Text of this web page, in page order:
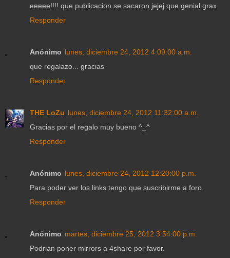
eeeee!!!! que publicacion se sacaron jejej que genial grax
Responder
Anónimo lunes, diciembre 24, 2012 4:09:00 a.m.
que regalazo... gracias
Responder
THE LoZu lunes, diciembre 24, 2012 11:32:00 a.m.
Gracias por el regalo muy bueno ^_^
Responder
Anónimo lunes, diciembre 24, 2012 12:20:00 p.m.
Para poder ver los links tengo que suscribirme a foro.
Responder
Anónimo martes, diciembre 25, 2012 3:54:00 p.m.
Podrian poner mirrors a 4share por favor.